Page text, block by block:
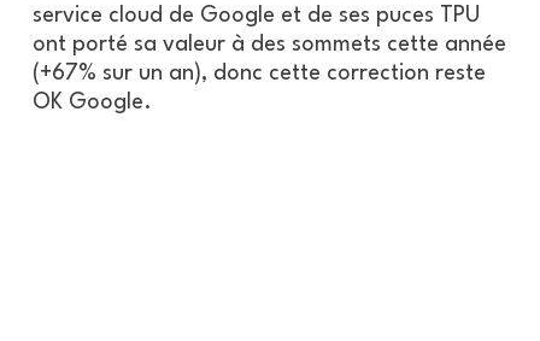
service cloud de Google et de ses puces TPU
ont porté sa valeur à des sommets cette année
(+67% sur un an), donc cette correction reste
OK Google.